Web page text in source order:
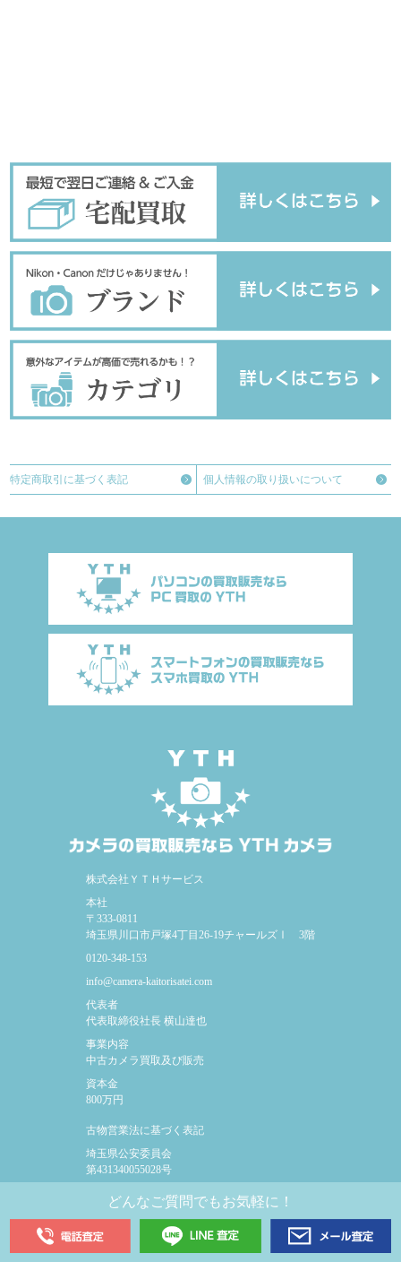
特定商取引に基づく表記 個人情報の取り扱いについて
株式会社ＹＴＨサービス
本社
〒333-0811
埼玉県川口市戸塚4丁目26-19チャールズⅠ 3階
0120-348-153
info@camera-kaitorisatei.com
代表者
代表取締役社長 横山達也
事業内容
中古カメラ買取及び販売
資本金
800万円
古物営業法に基づく表記
埼玉県公安委員会
第431340055028号
© 2021 YTHカメラ
どんなご質問でもお気軽に！